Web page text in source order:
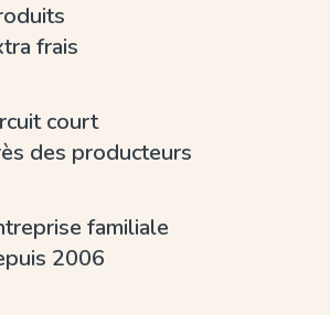
frais
court
des producteurs
familiale
2006